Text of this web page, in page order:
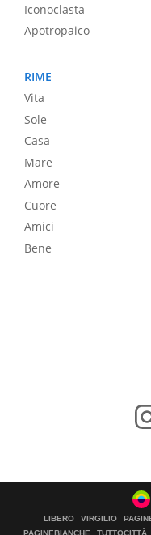
Iconoclasta
Apotropaico
RIME
Vita
Sole
Casa
Mare
Amore
Cuore
Amici
Bene
LIBERO VIRGILIO